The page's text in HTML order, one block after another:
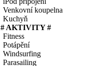
Venkovní koupelna
Kuchyň
# AKTIVITY #
Fitness
Potápění
Windsurfing
Parasailing